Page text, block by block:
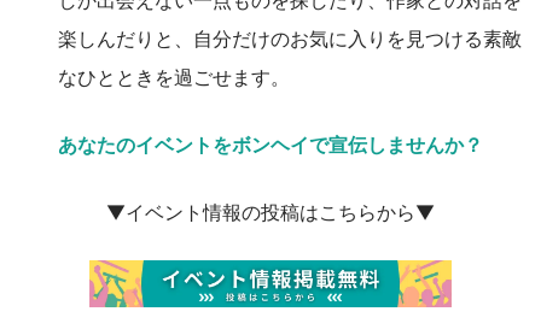
楽しんだりと、自分だけのお気に入りを見つける素敵
なひとときを過ごせます。
あなたのイベントをボンヘイで宣伝しませんか？
▼イベント情報の投稿はこちらから▼